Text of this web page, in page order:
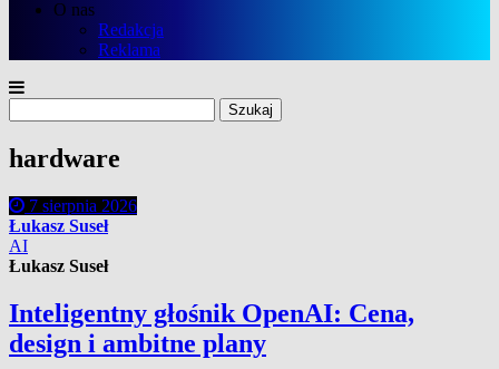
O nas
Redakcja
Reklama
hardware
7 sierpnia 2026
Łukasz Suseł
AI
Łukasz Suseł
Inteligentny głośnik OpenAI: Cena,
design i ambitne plany